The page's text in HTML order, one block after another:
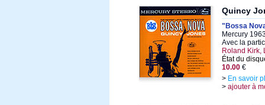
Quincy
"Bossa
Mercury
Avec la
Roland Kirk,
État du
10.00 €
> En savoir
> ajouter à